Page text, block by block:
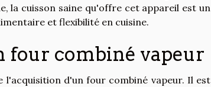
la cuisson saine qu'offre cet appareil est un
et flexibilité en cuisine.
four combiné vapeur
d'un four combiné vapeur. Il est